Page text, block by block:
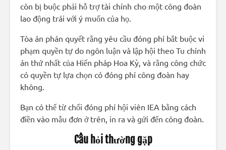
còn bị buộc phải hỗ trợ tài chính cho một công đoàn
lao động trái với ý muốn của họ.
Tòa án phán quyết rằng yêu cầu đóng phí bắt buộc vi
phạm quyền tự do ngôn luận và lập hội theo Tu chính
án thứ nhất của Hiến pháp Hoa Kỳ, và rằng công chức
có quyền tự lựa chọn có đóng phí công đoàn hay
không.
Bạn có thể từ chối đóng phí hội viên IEA bằng cách
điền vào mẫu đơn ở trên, in ra và gửi đến công đoàn.
Câu hỏi thường gặp